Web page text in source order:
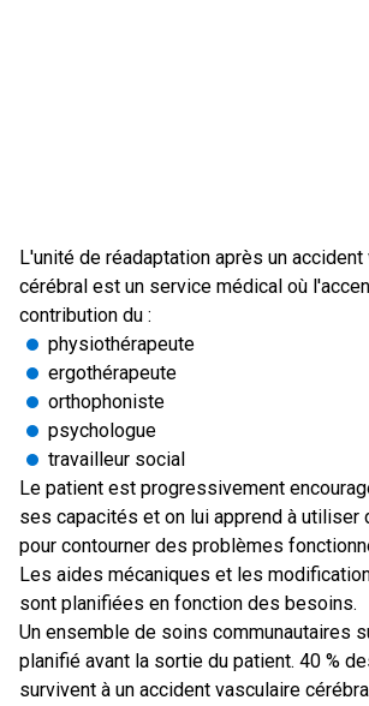
L'unité de réadaptation après un
cérébral est un service médical où
contribution du :
physiothérapeute
ergothérapeute
orthophoniste
psychologue
travailleur social
Le patient est progressivement
ses capacités et on lui apprend à utiliser
pour contourner des problèmes
Les aides mécaniques et les
sont planifiées en fonction des besoins.
Un ensemble de soins communautaires
planifié avant la sortie du patient. 40 %
survivent à un accident vasculaire